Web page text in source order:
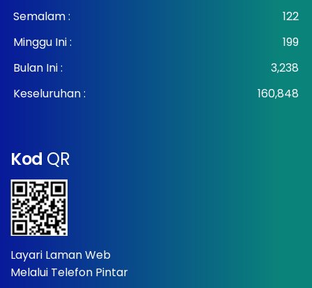
Semalam :
122
Minggu Ini :
199
Bulan Ini :
3,238
Keseluruhan :
160,848
Kod QR
Layari Laman Web
Melalui Telefon Pintar